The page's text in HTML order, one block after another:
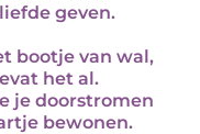
geven.
bootje van wal,
het al.
je doorstromen
bewonen.